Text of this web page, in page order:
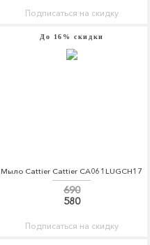
Подписаться на скидку
До 16% скидки
Мыло Cattier Cattier CA061LUGCH17
690
580
Подписаться на скидку